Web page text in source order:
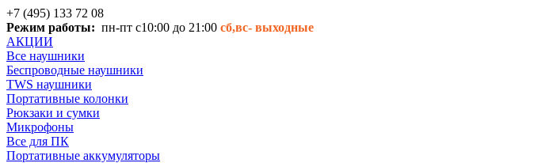
+7 (495) 133 72 08
Режим работы: пн-пт с10:00 до 21:00 сб,вс- выходные
АКЦИИ
Все наушники
Беспроводные наушники
TWS наушники
Портативные колонки
Рюкзаки и сумки
Микрофоны
Все для ПК
Портативные аккумуляторы